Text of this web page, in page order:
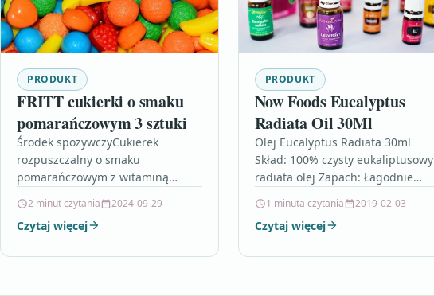
PRODUKT
FRITT cukierki o smaku
pomarańczowym 3 sztuki
Środek spożywczyCukierek
rozpuszczalny o smaku
pomarańczowym z witaminą
cukier, tłuszcze roślinne (palmowy,
kokosowy, ziaren palmowych),
2 minut czytania 2024-09-29
Czytaj więcej
PRODUKT
Now Foods Eucalyptus
Radiata Oil 30Ml
Olej Eucalyptus Radiata 30ml
Skład: 100% czysty eukaliptusowy
radiata olej Zapach: Łagodnie
rewitalizujące, oczyszczające,
Metoda ekstrakcji: Para
1 minuta czytania 2019-02-03
Czytaj więcej